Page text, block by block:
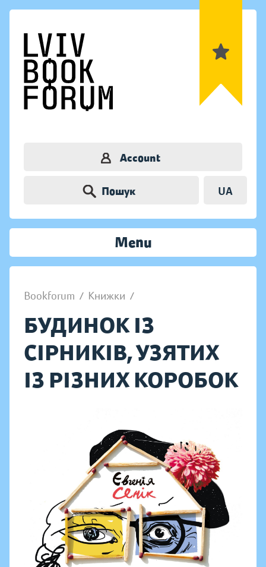
Account
Пошук UA
Menu
Bookforum / Книжки /
БУДИНОК ІЗ
СІРНИКІВ, УЗЯТИХ
ІЗ РІЗНИХ КОРОБОК